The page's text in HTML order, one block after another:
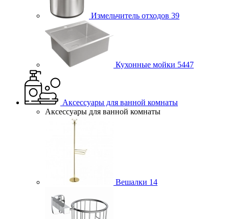
Измельчитель отходов 39
Кухонные мойки 5447
Аксессуары для ванной комнаты
Аксессуары для ванной комнаты
Вешалки 14